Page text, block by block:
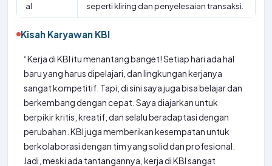
al
seperti kliring dan penyelesaian transaksi.
Kisah Karyawan KBI
“Kerja di KBI itu menantang banget! Setiap hari ada hal
baru yang harus dipelajari, dan lingkungan kerjanya
sangat kompetitif. Tapi, di sini saya juga bisa belajar dan
berkembang dengan cepat. Saya diajarkan untuk
berpikir kritis, kreatif, dan selalu beradaptasi dengan
perubahan. KBI juga memberikan kesempatan untuk
berkolaborasi dengan tim yang solid dan profesional.
Jadi, meski ada tantangannya, kerja di KBI sangat